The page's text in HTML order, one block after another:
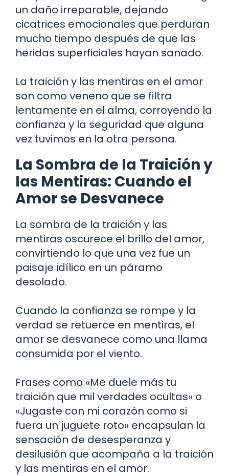
un daño irreparable, dejando
cicatrices emocionales que perduran
mucho tiempo después de que las
heridas superficiales hayan sanado.
La traición y las mentiras en el amor
son como veneno que se filtra
lentamente en el alma, corroyendo la
confianza y la seguridad que alguna
vez tuvimos en la otra persona.
La Sombra de la Traición y
las Mentiras: Cuando el
Amor se Desvanece
La sombra de la traición y las
mentiras oscurece el brillo del amor,
convirtiendo lo que una vez fue un
paisaje idílico en un páramo
desolado.
Cuando la confianza se rompe y la
verdad se retuerce en mentiras, el
amor se desvanece como una llama
consumida por el viento.
Frases como «Me duele más tu
traición que mil verdades ocultas» o
«Jugaste con mi corazón como si
fuera un juguete roto» encapsulan la
sensación de desesperanza y
desilusión que acompaña a la traición
y las mentiras en el amor.